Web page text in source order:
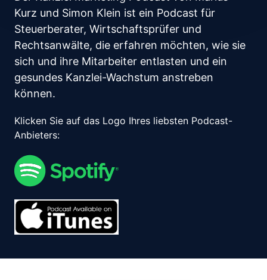
Kurz und Simon Klein ist ein Podcast für
Steuerberater, Wirtschaftsprüfer und
Rechtsanwälte, die erfahren möchten, wie sie
sich und ihre Mitarbeiter entlasten und ein
gesundes Kanzlei-Wachstum anstreben
können.
Klicken Sie auf das Logo Ihres liebsten Podcast-
Anbieters: